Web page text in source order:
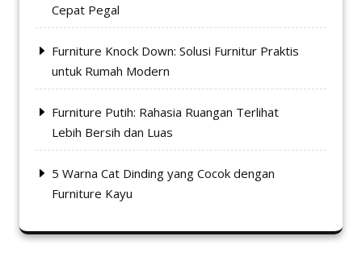
Cepat Pegal
Furniture Knock Down: Solusi Furnitur Praktis
untuk Rumah Modern
Furniture Putih: Rahasia Ruangan Terlihat
Lebih Bersih dan Luas
5 Warna Cat Dinding yang Cocok dengan
Furniture Kayu